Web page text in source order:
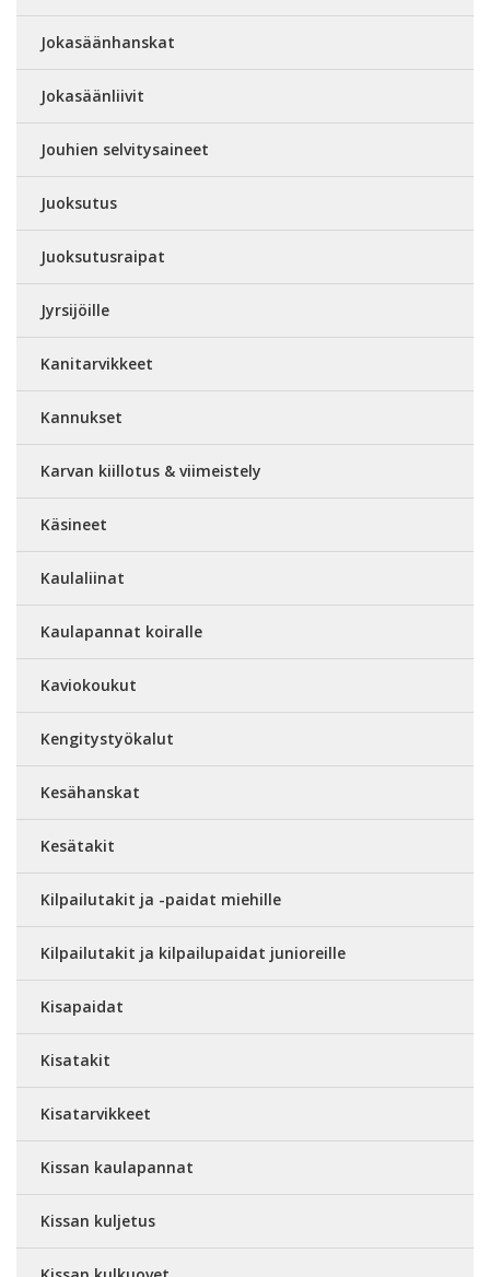
Jokasäänhanskat
Jokasäänliivit
Jouhien selvitysaineet
Juoksutus
Juoksutusraipat
Jyrsijöille
Kanitarvikkeet
Kannukset
Karvan kiillotus & viimeistely
Käsineet
Kaulaliinat
Kaulapannat koiralle
Kaviokoukut
Kengitystyökalut
Kesähanskat
Kesätakit
Kilpailutakit ja -paidat miehille
Kilpailutakit ja kilpailupaidat junioreille
Kisapaidat
Kisatakit
Kisatarvikkeet
Kissan kaulapannat
Kissan kuljetus